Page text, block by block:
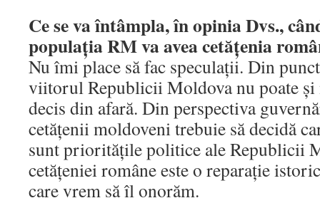
Ce se va întâmpla, în opinia Dvs.,
populaţia RM va avea cetăţenia
Nu îmi place să fac speculaţii. Din
viitorul Republicii Moldova nu poate şi
decis din afară. Din perspectiva
cetăţenii moldoveni trebuie să decidă
sunt priorităţile politice ale Republicii
cetăţeniei române este o reparaţie
care vrem să îl onorăm.